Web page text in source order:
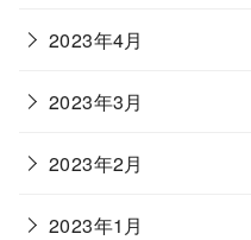
2023年4月
2023年3月
2023年2月
2023年1月